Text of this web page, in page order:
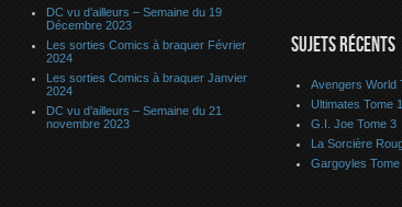
DC vu d’ailleurs – Semaine du 19
Décembre 2023
Les sorties Comics à braquer Février
2024
Les sorties Comics à braquer Janvier
2024
DC vu d’ailleurs – Semaine du 21
novembre 2023
SUJETS RÉCENTS
Avengers World
Ultimates Tome 1
G.I. Joe Tome 3
La Sorcière
Gargoyles Tome